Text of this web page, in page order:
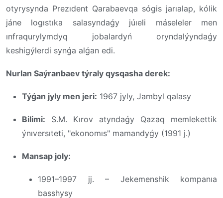
otyrysynda Prezıdent Qarabaevqa sógis jarıalap, kólik
jáne logıstıka salasyndaǵy júıeli máseleler men
ınfraqurylymdyq jobalardyń oryndalýyndaǵy
keshigýlerdi synǵa alǵan edi.
Nurlan Saýranbaev týraly qysqasha derek:
Týǵan jyly men jeri: 1967 jyly, Jambyl qalasy
Bilimi: S.M. Kırov atyndaǵy Qazaq memlekettik
ýnıversıteti, "ekonomıs" mamandyǵy (1991 j.)
Mansap joly:
1991–1997 jj. – Jekemenshik kompanıa
basshysy